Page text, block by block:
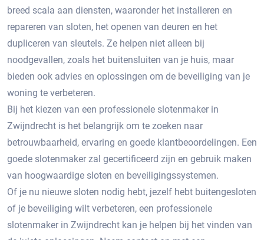
breed scala aan diensten, waaronder het installeren en
repareren van sloten, het openen van deuren en het
dupliceren van sleutels. Ze helpen niet alleen bij
noodgevallen, zoals het buitensluiten van je huis, maar
bieden ook advies en oplossingen om de beveiliging van je
woning te verbeteren.​
Bij het kiezen van een professionele slotenmaker in
Zwijndrecht is het belangrijk om te zoeken naar
betrouwbaarheid, ervaring en goede klantbeoordelingen.​ Een
goede slotenmaker zal gecertificeerd zijn en gebruik maken
van hoogwaardige sloten en beveiligingssystemen.​
Of je nu nieuwe sloten nodig hebt, jezelf hebt buitengesloten
of je beveiliging wilt verbeteren, een professionele
slotenmaker in Zwijndrecht kan je helpen bij het vinden van